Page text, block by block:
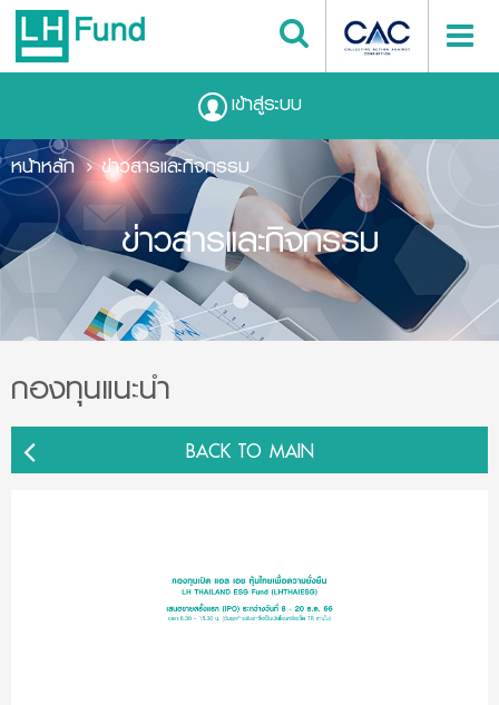
เข้าสู่ระบบ
ข่าวสารและกิจกรรม
หน้าหลัก ข่าวสารและกิจกรรม
กองทุนแนะนำ
BACK TO MAIN